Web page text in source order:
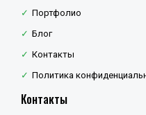
Портфолио
Блог
Контакты
Политика
Контакты